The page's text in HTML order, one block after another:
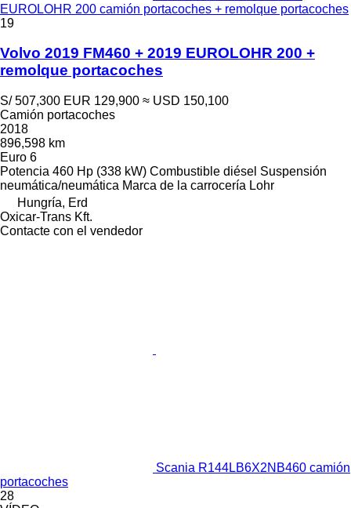
EUROLOHR 200 camión portacoches + remolque portacoches
19
Volvo 2019 FM460 + 2019 EUROLOHR 200 +
remolque portacoches
S/ 507,300 EUR 129,900 ≈ USD 150,100
Camión portacoches
2018
896,598 km
Euro 6
Potencia 460 Hp (338 kW) Combustible diésel Suspensión
neumática/neumática Marca de la carrocería Lohr
Hungría, Erd
Oxicar-Trans Kft.
Contacte con el vendedor
Scania R144LB6X2NB460 camión
portacoches
28